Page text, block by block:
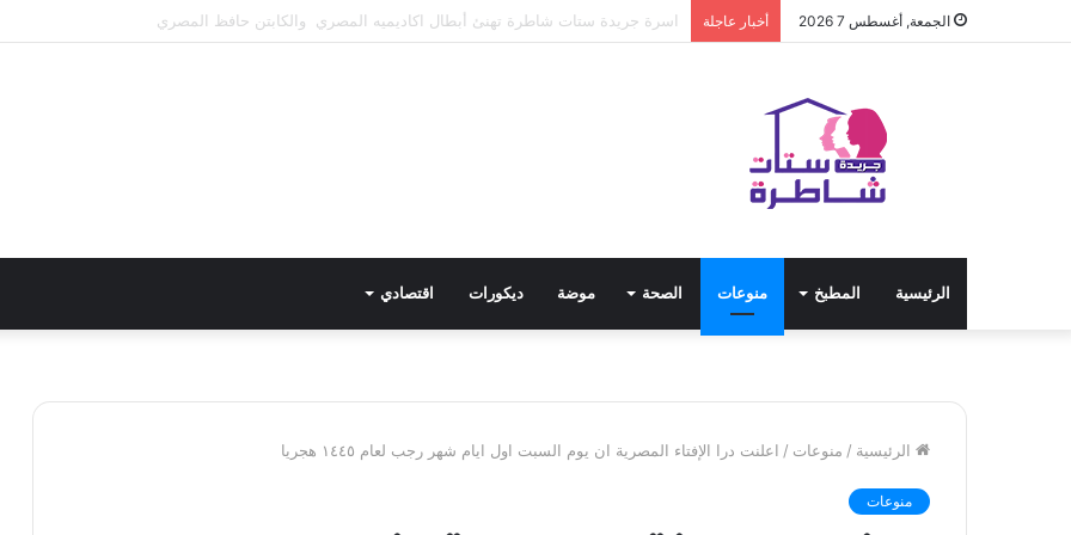
الجمعة, أغسطس 7 2026 أخبار عاجلة مياه الشرب بالجيزة: قطع المياه عن عدد من المناطق بالهرم
الرئيسية المطبخ منوعات الصحة موضة ديكورات اقتصادي
الرئيسية / منوعات / اعلنت درا الإفتاء المصرية ان يوم السبت اول ايام شهر رجب لعام ١٤٤٥ هجريا
منوعات